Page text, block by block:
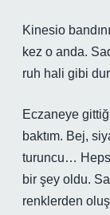
Kinesio
kez o anda.
ruh hali gibi
Eczaneye
baktım. Bej,
turuncu…
bir şey oldu.
renklerden